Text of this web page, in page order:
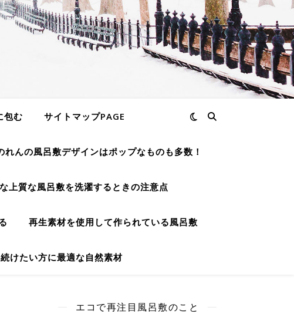
包む サイトマップPAGE
れんの風呂敷デザインはポップなものも多数！
上質な風呂敷を洗濯するときの注意点
再生素材を使用して作られている風呂敷
けたい方に最適な自然素材
エコで再注目風呂敷のこと